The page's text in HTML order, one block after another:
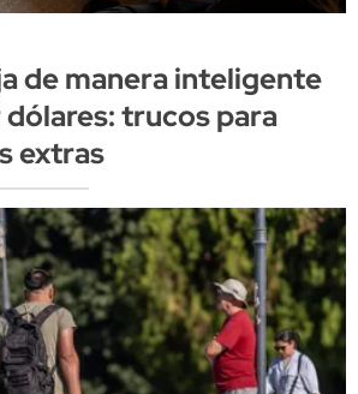
de manera inteligente
trucos para
extras